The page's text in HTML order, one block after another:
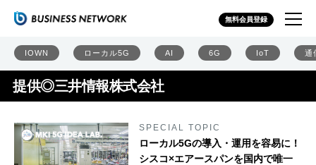
無料会員登録
IOWN ローカル5G AI 6G IoT 通
提供◎三井情報株式会社
SPECIAL TOPIC
ローカル5Gの導入・運用を容易に！
シスコ×エアースパンを国内で唯一